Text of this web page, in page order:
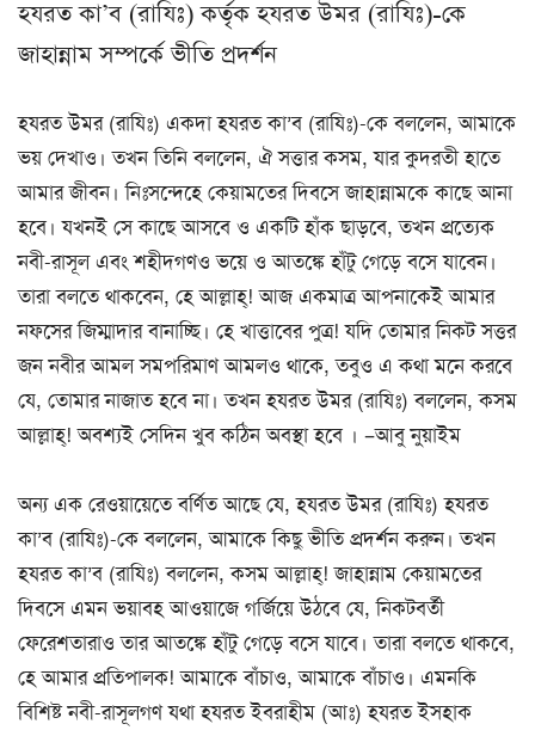
হযরত কা’ব (রাযিঃ) কর্তৃক হযরত উমর (রাযিঃ)-কে
জাহান্নাম সম্পর্কে ভীতি প্রদর্শন
হযরত উমর (রাযিঃ) একদা হযরত কা’ব (রাযিঃ)-কে বললেন, আমাকে
ভয় দেখাও। তখন তিনি বললেন, ঐ সত্তার কসম, যার কুদরতী হাতে
আমার জীবন। নিঃসন্দেহে কেয়ামতের দিবসে জাহান্নামকে কাছে আনা
হবে। যখনই সে কাছে আসবে ও একটি হাঁক ছাড়বে, তখন প্রত্যেক
নবী-রাসূল এবং শহীদগণও ভয়ে ও আতঙ্কে হাঁটু গেড়ে বসে যাবেন।
তারা বলতে থাকবেন, হে আল্লাহ্! আজ একমাত্র আপনাকেই আমার
নফসের জিম্মাদার বানাচ্ছি। হে খাত্তাবের পুত্র! যদি তোমার নিকট সত্তর
জন নবীর আমল সমপরিমাণ আমলও থাকে, তবুও এ কথা মনে করবে
যে, তোমার নাজাত হবে না। তখন হযরত উমর (রাযিঃ) বললেন, কসম
আল্লাহ্! অবশ্যই সেদিন খুব কঠিন অবস্থা হবে । –আবু নুয়াইম
অন্য এক রেওয়ায়েতে বর্ণিত আছে যে, হযরত উমর (রাযিঃ) হযরত
কা’ব (রাযিঃ)-কে বললেন, আমাকে কিছু ভীতি প্রদর্শন করুন। তখন
হযরত কা’ব (রাযিঃ) বললেন, কসম আল্লাহ্! জাহান্নাম কেয়ামতের
দিবসে এমন ভয়াবহ আওয়াজে গর্জিয়ে উঠবে যে, নিকটবর্তী
ফেরেশতারাও তার আতঙ্কে হাঁটু গেড়ে বসে যাবে। তারা বলতে থাকবে,
হে আমার প্রতিপালক! আমাকে বাঁচাও, আমাকে বাঁচাও। এমনকি
বিশিষ্ট নবী-রাসূলগণ যথা হযরত ইবরাহীম (আঃ) হযরত ইসহাক